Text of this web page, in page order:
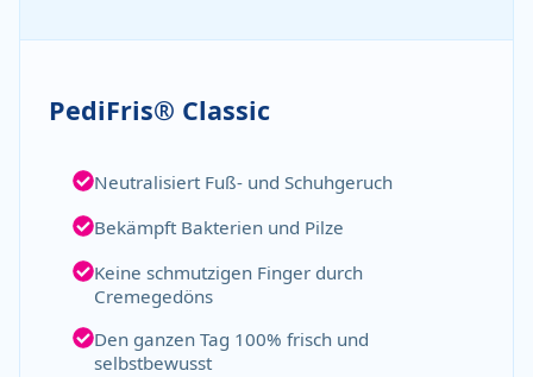
PediFris® Classic
Neutralisiert Fuß- und Schuhgeruch
Bekämpft Bakterien und Pilze
Keine schmutzigen Finger durch
Cremegedöns
Den ganzen Tag 100% frisch und
selbstbewusst